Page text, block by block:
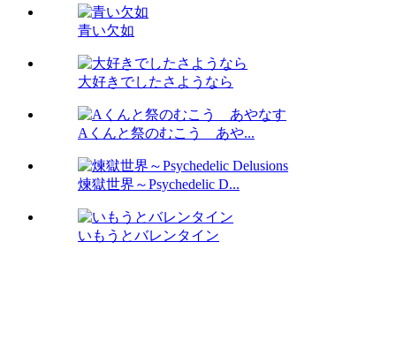
青い欠如
大好きでしたさようなら
Aくんと祭のむこう あや...
煉獄世界～Psychedelic D...
いもうとバレンタイン